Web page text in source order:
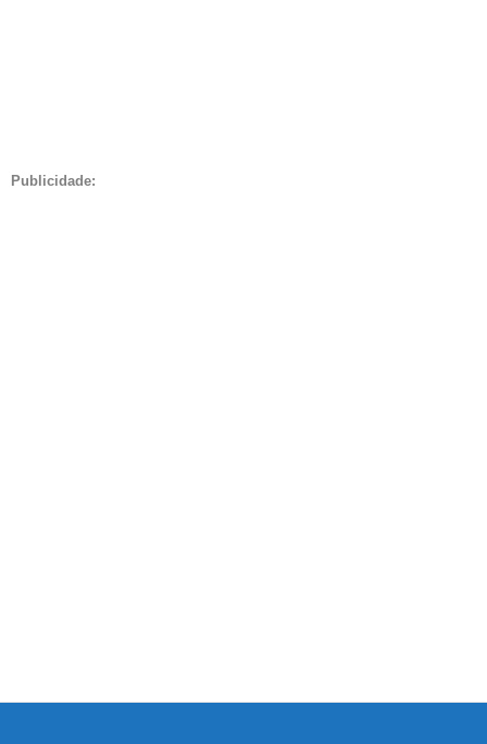
Publicidade: